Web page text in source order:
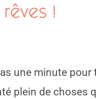
!
une minute pour
plein de choses